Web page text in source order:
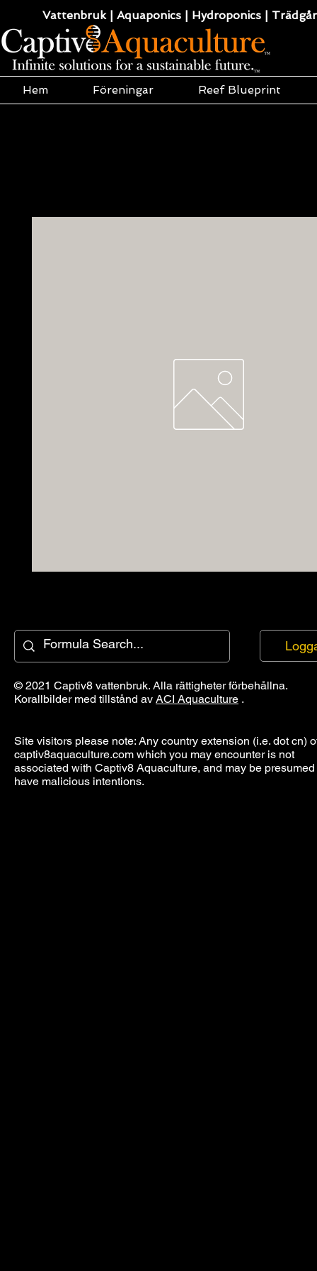
Vattenbruk | Aquaponics | Hydroponics |
Hem Föreningar Reef Blueprint
© 2021 Captiv8 vattenbruk. Alla rättigheter förbehållna.
Korallbilder med tillstånd av ACI Aquaculture .
Site visitors please note: Any country extension (i.e. dot cn)
captiv8aquaculture.com which you may encounter is not
associated with Captiv8 Aquaculture, and may be presumed
have malicious intentions.